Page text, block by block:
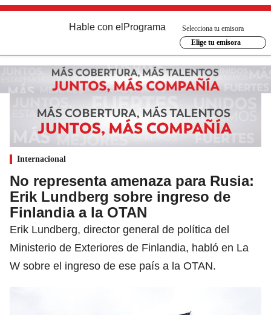
Hable con el Programa
Selecciona tu emisora
Elige tu emisora
Internacional
No representa amenaza para Rusia:
Erik Lundberg sobre ingreso de
Finlandia a la OTAN
Erik Lundberg, director general de política del
Ministerio de Exteriores de Finlandia, habló en La
W sobre el ingreso de ese país a la OTAN.